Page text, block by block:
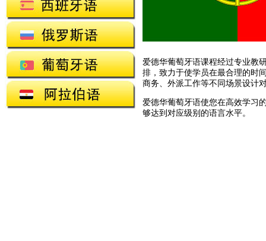
爱德华葡萄牙语课程经过专业教
排，致力于使学员在最合理的时
商务、外派工作等不同场景设计
爱德华葡萄牙语使您在高效学习
够达到对应级别的语言水平。